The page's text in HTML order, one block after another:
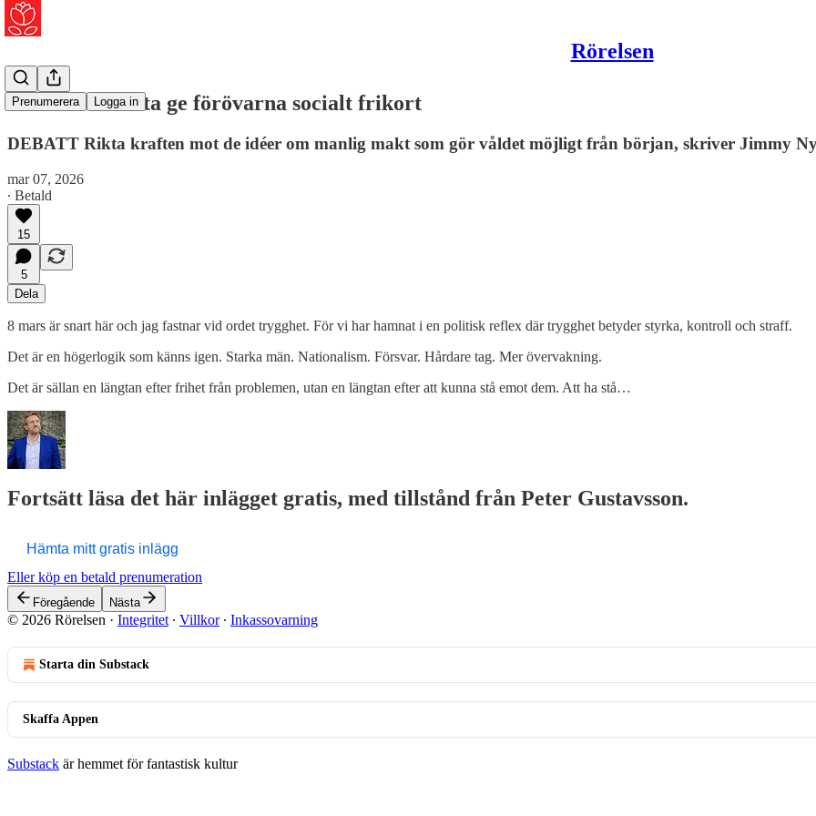
Rörelsen
Prenumerera Logga in
Män måste sluta ge förövarna socialt frikort
DEBATT Rikta kraften mot de idéer om manlig makt som gör våldet möjligt från början, skriver Jimmy
mar 07, 2026
∙ Betald
15
5
Dela
8 mars är snart här och jag fastnar vid ordet trygghet. För vi har hamnat i en politisk reflex där trygghet betyder styrka, kontroll och straff.
Det är en högerlogik som känns igen. Starka män. Nationalism. Försvar. Hårdare tag. Mer övervakning.
Det är sällan en längtan efter frihet från problemen, utan en längtan efter att kunna stå emot dem. Att ha stå…
Fortsätt läsa det här inlägget gratis, med tillstånd från Peter Gustavsson.
Hämta mitt gratis inlägg
Eller köp en betald prenumeration
Föregående Nästa
© 2026 Rörelsen · Integritet ∙ Villkor∙ Inkassovarning
Starta din Substack
Skaffa Appen
Substack är hemmet för fantastisk kultur